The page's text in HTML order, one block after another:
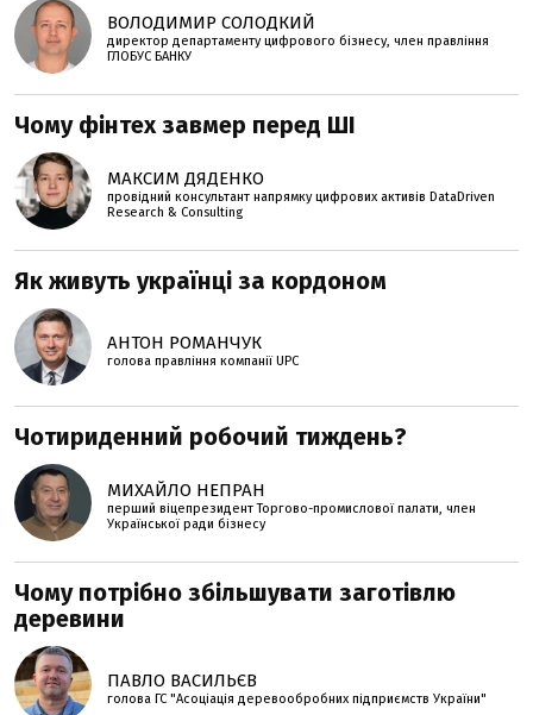
ВОЛОДИМИР СОЛОДКИЙ
директор департаменту цифрового бізнесу, член правління
ГЛОБУС БАНКУ
Чому фінтех завмер перед ШІ
МАКСИМ ДЯДЕНКО
провідний консультант напрямку цифрових активів DataDriven
Research & Consulting
Як живуть українці за кордоном
АНТОН РОМАНЧУК
голова правління компанії UPC
Чотириденний робочий тиждень?
МИХАЙЛО НЕПРАН
перший віцепрезидент Торгово-промислової палати, член
Української ради бізнесу
Чому потрібно збільшувати заготівлю
деревини
ПАВЛО ВАСИЛЬЄВ
голова ГС "Асоціація деревообробних підприємств України"